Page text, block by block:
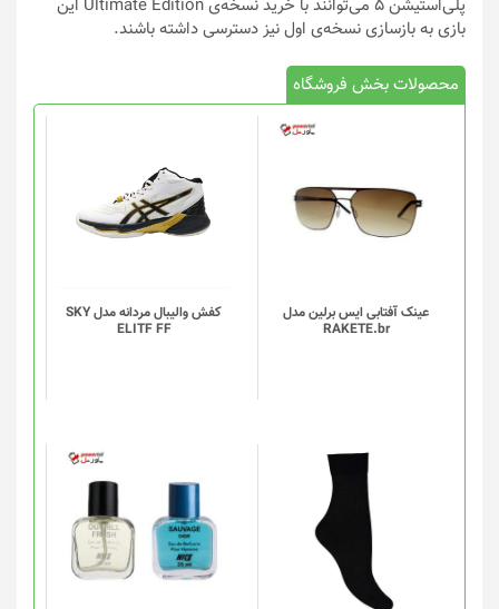
پلی‌استیشن ۵ می‌توانند با خرید نسخه‌ی Ultimate Edition این
بازی به بازسازی نسخه‌ی اول نیز دسترسی داشته باشند.
محصولات بخش فروشگاه
عینک آفتابی ایس برلین مدل
RAKETE.br
کفش والیبال مردانه مدل SKY
ELITF FF
دارای
انواع
مختلفی
گزینه
ها
محصول
انتخاب
این
محصول
دارای
انواع
مختلفی
می